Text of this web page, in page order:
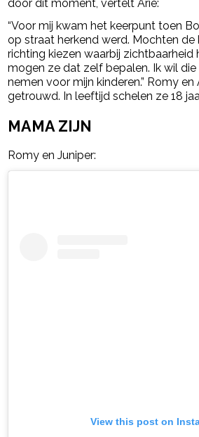
door dit moment, vertelt Arie:
“Voor mij kwam het keerpunt toen
op straat herkend werd. Mochten de
richting kiezen waarbij zichtbaarheid
mogen ze dat zelf bepalen. Ik wil die
nemen voor mijn kinderen.” Romy en
getrouwd. In leeftijd schelen ze 18
MAMA ZIJN
Romy en Juniper:
View this post on